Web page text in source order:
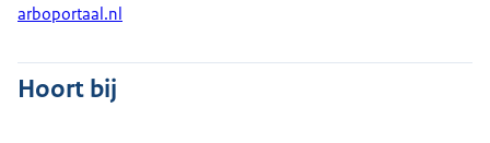
arboportaal.nl
Hoort bij